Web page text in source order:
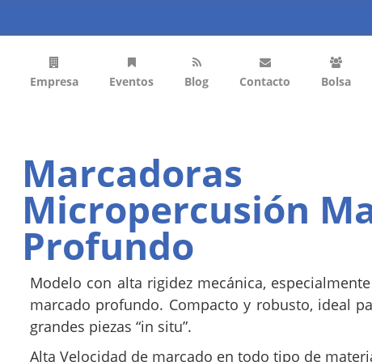
Empresa Eventos Blog Contacto Bolsa
Marcadoras
Micropercusión
Profundo
Modelo con alta rigidez mecánica,
marcado profundo. Compacto y robusto, ideal
grandes piezas “in situ”.
Alta Velocidad de marcado en todo tipo de